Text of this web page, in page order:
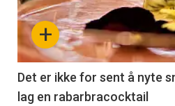
+
Det er ikke for sent å nyte
lag en rabarbracocktail